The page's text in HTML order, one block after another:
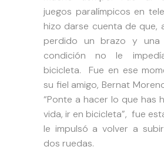
juegos paralímpicos en
hizo darse cuenta de que,
perdido un brazo y una
condición no le
bicicleta. Fue en ese
su fiel amigo, Bernat
“Ponte a hacer lo que has
vida, ir en bicicleta”, fue
le impulsó a volver a
dos ruedas.